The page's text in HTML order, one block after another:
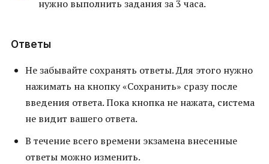
нужно выполнить задания за 3 часа.
Ответы
Не забывайте сохранять ответы. Для этого нужно
нажимать на кнопку «Сохранить» сразу после
введения ответа. Пока кнопка не нажата, система
не видит вашего ответа.
В течение всего времени экзамена внесенные
ответы можно изменить.